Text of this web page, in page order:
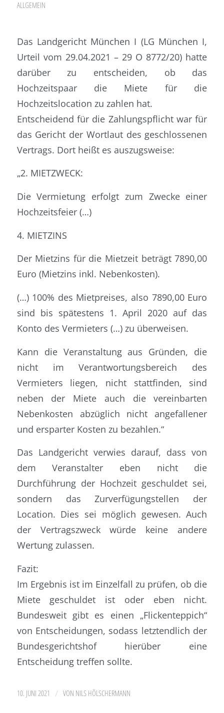
ALLGEMEIN
Das Landgericht München I (LG München I,
Urteil vom 29.04.2021 – 29 O 8772/20) hatte
darüber zu entscheiden, ob das
Hochzeitspaar die Miete für die
Hochzeitslocation zu zahlen hat.
Entscheidend für die Zahlungspflicht war für
das Gericht der Wortlaut des geschlossenen
Vertrags. Dort heißt es auszugsweise:
„2. MIETZWECK:
Die Vermietung erfolgt zum Zwecke einer
Hochzeitsfeier (…)
4. MIETZINS
Der Mietzins für die Mietzeit beträgt 7890,00
Euro (Mietzins inkl. Nebenkosten).
(…) 100% des Mietpreises, also 7890,00 Euro
sind bis spätestens 1. April 2020 auf das
Konto des Vermieters (…) zu überweisen.
Kann die Veranstaltung aus Gründen, die
nicht im Verantwortungsbereich des
Vermieters liegen, nicht stattfinden, sind
neben der Miete auch die vereinbarten
Nebenkosten abzüglich nicht angefallener
und ersparter Kosten zu bezahlen.“
Das Landgericht verwies darauf, dass von
dem Veranstalter eben nicht die
Durchführung der Hochzeit geschuldet sei,
sondern das Zurverfügungstellen der
Location. Dies sei möglich gewesen. Auch
der Vertragszweck würde keine andere
Wertung zulassen.
Fazit:
Im Ergebnis ist im Einzelfall zu prüfen, ob die
Miete geschuldet ist oder eben nicht.
Bundesweit gibt es einen „Flickenteppich“
von Entscheidungen, sodass letztendlich der
Bundesgerichtshof hierüber eine
Entscheidung treffen sollte.
10. JUNI 2021 / VON NILS HÖLSCHERMANN